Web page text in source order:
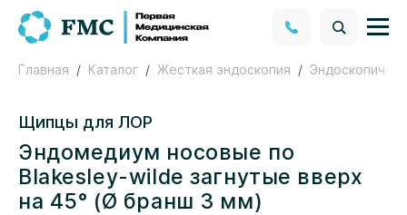
Главная Каталог Жесткая эндоскопия
Щипцы для ЛОР
Эндомедиум носовые по
Blakesley-wilde загнутые вверх
на 45° (Ø бранш 3 мм)